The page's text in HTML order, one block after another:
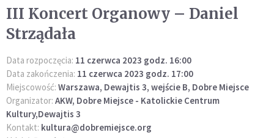
III Koncert Organowy – Daniel
Strządała
Data rozpoczęcia: 11 czerwca 2023 godz. 16:00
Data zakończenia: 11 czerwca 2023 godz. 17:00
Miejscowość: Warszawa, Dewajtis 3, wejście B, Dobre Miejsce
Organizator: AKW, Dobre Miejsce - Katolickie Centrum
Kultury,Dewajtis 3
Kontakt: kultura@dobremiejsce.org